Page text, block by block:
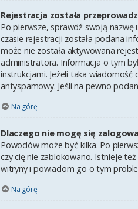
Rejestracja została
Po pierwsze, sprawdź swoją nazwę
czasie rejestracji została podana
może nie została aktywowana
administratora. Informacja o tym
instrukcjami. Jeżeli taka
antyspamowy. Jeśli na pewno
Na górę
Dlaczego nie mogę się
Powodów może być kilka. Po
czy cię nie zablokowano. Istnieje
witryny i powiadom go o tym
Na górę